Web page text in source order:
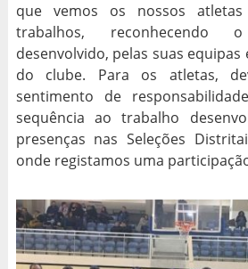
que vemos os nossos atletas
trabalhos, reconhecendo
desenvolvido, pelas suas
do clube. Para os atletas,
sentimento de
sequência ao trabalho
presenças nas Seleções
onde registamos uma